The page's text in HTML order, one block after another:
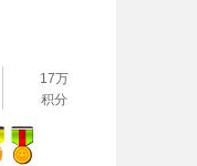
17万
积分